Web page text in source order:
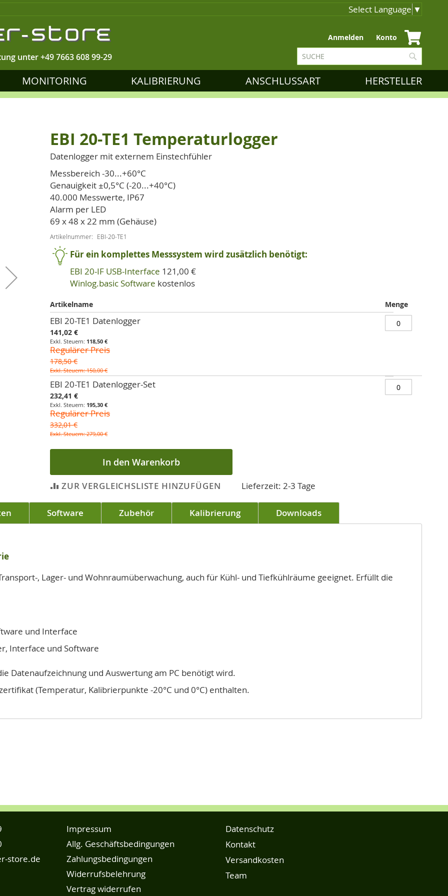
Select Language ▼
unter+49 7663 608 99-29
Zum
Inhalt
springen
Anmelden Konto
Suche
MONITORING KALIBRIERUNG ANSCHLUSSART HERSTELLER
EBI 20-TE1 Temperaturlogger
Datenlogger mit externem Einstechfühler
Messbereich -30...+60°C
Genauigkeit ±0,5°C (-20...+40°C)
40.000 Messwerte, IP67
Alarm per LED
69 x 48 x 22 mm (Gehäuse)
Artikelnummer EBI-20-TE1
Für ein komplettes Messsystem wird zusätzlich benötigt:
EBI 20-IF USB-Interface 121,00 €
Winlog.basic Software kostenlos
Artikel
für
gruppiertes
Produkt
Artikelname Menge
EBI 20-TE1 Datenlogger
Sonderpreis
141,02 €
118,50 €
Regulärer Preis
178,50 €
150,00 €
EBI 20-TE1 Datenlogger-Set
Sonderpreis
232,41 €
195,30 €
Regulärer Preis
332,01 €
279,00 €
In den Warenkorb
ZUR VERGLEICHSLISTE HINZUFÜGEN Lieferzeit: 2-3 Tage
Software Zubehör Kalibrierung Downloads
, Lager- und Wohnraumüberwachung, auch für Kühl- und Tiefkühlräume geeignet. Erfüllt die
und Interface
Interface und Software
Datenaufzeichnung und Auswertung am PC benötigt wird.
(Temperatur, Kalibrierpunkte -20°C und 0°C) enthalten.
store.de
Impressum
Allg. Geschäftsbedingungen
Zahlungsbedingungen
Widerrufsbelehrung
Vertrag widerrufen
Datenschutz
Kontakt
Versandkosten
Team